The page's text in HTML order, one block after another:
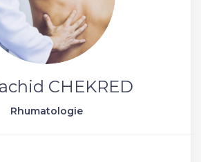
CHEKRED
Rhumatologie